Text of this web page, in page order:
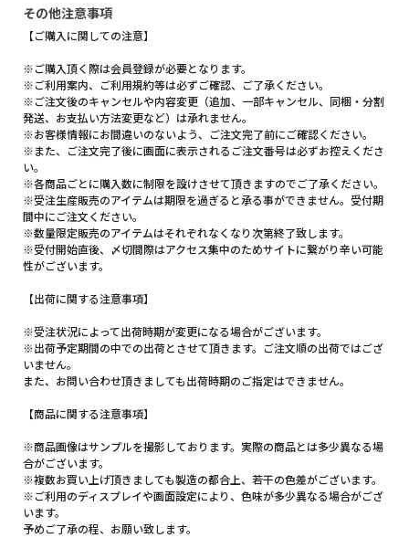
その他注意事項
【ご購入に関しての注意】
※ご購入頂く際は会員登録が必要となります。
※ご利用案内、ご利用規約等は必ずご確認、ご了承ください。
※ご注文後のキャンセルや内容変更（追加、一部キャンセル、同梱・分割
発送、お支払い方法変更など）は承れません。
※お客様情報にお間違いのないよう、ご注文完了前にご確認ください。
※また、ご注文完了後に画面に表示されるご注文番号は必ずお控えくださ
い。
※各商品ごとに購入数に制限を設けさせて頂きますのでご了承ください。
※受注生産販売のアイテムは期限を過ぎると承る事ができません。受付期
間中にご注文ください。
※数量限定販売のアイテムはそれぞれなくなり次第終了致します。
※受付開始直後、〆切間際はアクセス集中のためサイトに繋がり辛い可能
性がございます。
【出荷に関する注意事項】
※受注状況によって出荷時期が変更になる場合がございます。
※出荷予定期間の中での出荷とさせて頂きます。ご注文順の出荷ではござ
いません。
また、お問い合わせ頂きましても出荷時期のご指定はできません。
【商品に関する注意事項】
※商品画像はサンプルを撮影しております。実際の商品とは多少異なる場
合がございます。
※複数お買い上げ頂きましても製造の都合上、若干の色差がございます。
※ご利用のディスプレイや画面設定により、色味が多少異なる場合がござ
います。
予めご了承の程、お願い致します。